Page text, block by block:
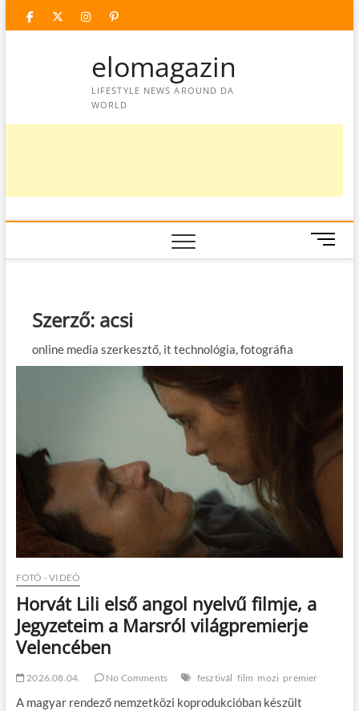
facebooktwitter
instagram
googleplus
pinterest
elomagazin
LIFESTYLE NEWS AROUND DA
WORLD
M
e
Szerző: acsi
online media szerkesztő, it technológia, fotográfia
FOTÓ - VIDEÓ
Horvát Lili első angol nyelvű filmje, a
Jegyzeteim a Marsról világpremierje
Velencében
2026.08.04. No Comments fesztivál film mozi premier
A magyar rendező nemzetközi koprodukcióban készült